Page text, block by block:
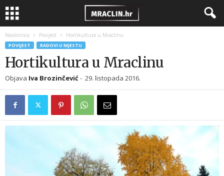
Naslovnica Povijest Hortikultura u Mraclinu
POVIJEST RADOVI U MJESTU
Hortikultura u Mraclinu
Objava Iva Brozinčević- 29. listopada 2016.